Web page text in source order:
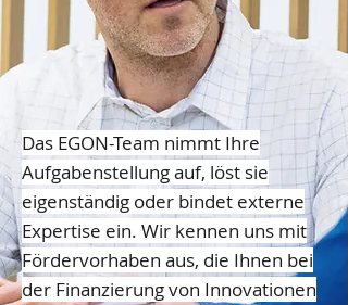
Das EGON-Team nimmt Ihre
Aufgabenstellung auf, löst sie
eigenständig oder bindet externe
Expertise ein. Wir kennen uns mit
Fördervorhaben aus, die Ihnen bei
der Finanzierung von Innovationen